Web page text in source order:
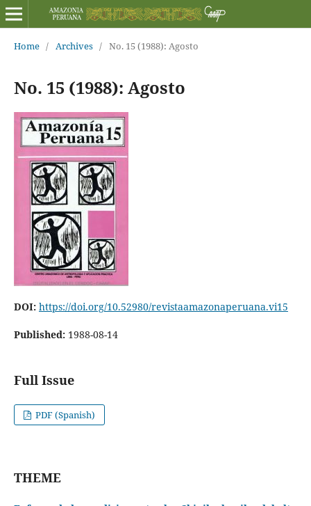
Home / Archives / No. 15 (1988): Agosto
No. 15 (1988): Agosto
DOI: https://doi.org/10.52980/revistaamazonaperuana.vi15
Published: 1988-08-14
Full Issue
PDF (Spanish)
THEME